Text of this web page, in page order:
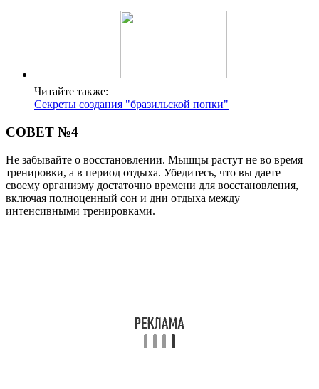
Читайте также:
Секреты создания "бразильской попки"
СОВЕТ №4
Не забывайте о восстановлении. Мышцы растут не во время
тренировки, а в период отдыха. Убедитесь, что вы даете
своему организму достаточно времени для восстановления,
включая полноценный сон и дни отдыха между
интенсивными тренировками.